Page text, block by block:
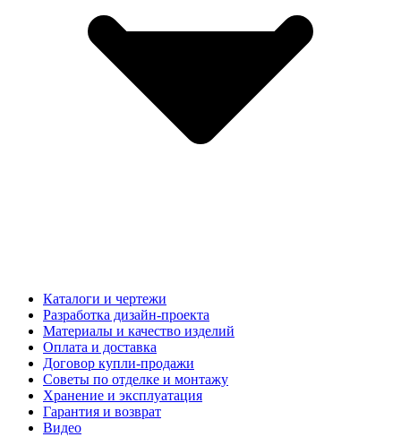
Каталоги и чертежи
Разработка дизайн-проекта
Материалы и качество изделий
Оплата и доставка
Договор купли-продажи
Советы по отделке и монтажу
Хранение и эксплуатация
Гарантия и возврат
Видео